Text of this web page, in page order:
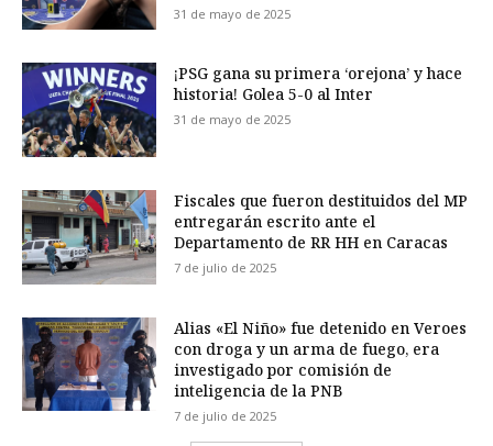
31 de mayo de 2025
¡PSG gana su primera ‘orejona’ y hace
historia! Golea 5-0 al Inter
31 de mayo de 2025
Fiscales que fueron destituidos del MP
entregarán escrito ante el
Departamento de RR HH en Caracas
7 de julio de 2025
Alias «El Niño» fue detenido en Veroes
con droga y un arma de fuego, era
investigado por comisión de
inteligencia de la PNB
7 de julio de 2025